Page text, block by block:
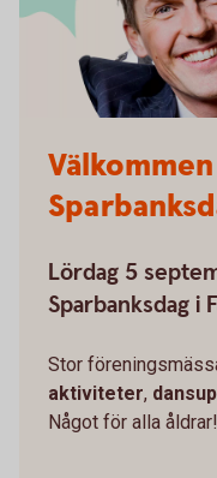
Lördag 5
Sparbanksdag i
Stor
aktiviteter,
Något för alla åldrar!